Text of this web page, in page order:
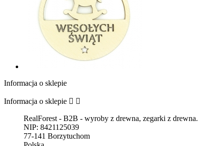
Informacja o sklepie
Informacja o sklepie  
RealForest - B2B - wyroby z drewna, zegarki z drewna.
NIP: 8421125039
77-141 Borzytuchom